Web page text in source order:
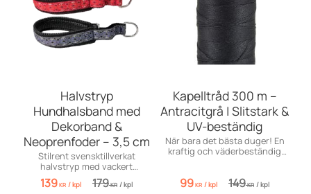
Halvstryp
Hundhalsband med
Dekorband &
Neoprenfoder – 3,5 cm
Stilrent svensktillverkat
halvstryp med vackert
dekorband och mjukt,
vattenavvisande neoprenfoder.
139KR /kpl 179KR /kpl
Kapelltråd 300 m –
Antracitgrå | Slitstark &
UV-beständig
När bara det bästa duger! En
kraftig och väderbeständig
båtkapell, markiser, presenning
99KR /kpl 149KR /kpl